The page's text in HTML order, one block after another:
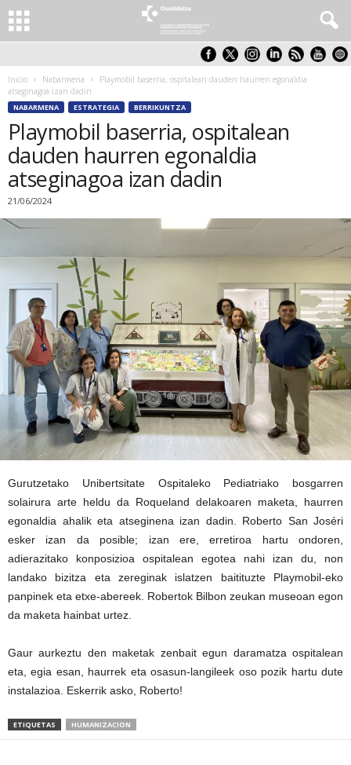
Inicio Nabarmena
Playmobil baserria, ospitalean dauden haurren egonaldia
atseginagoa izan dadin
NABARMENA ESTRATEGIA BERRIKUNTZA
Playmobil baserria, ospitalean
dauden haurren egonaldia
atseginagoa izan dadin
21/06/2024
Gurutzetako Unibertsitate Ospitaleko Pediatriako bosgarren
solairura arte heldu da Roqueland delakoaren maketa, haurren
egonaldia ahalik eta atseginena izan dadin. Roberto San Joséri
esker izan da posible; izan ere, erretiroa hartu ondoren,
adierazitako konposizioa ospitalean egotea nahi izan du, non
landako bizitza eta zereginak islatzen baitituzte Playmobil-eko
panpinek eta etxe-abereek. Robertok Bilbon zeukan museoan egon
da maketa hainbat urtez.
Gaur aurkeztu den maketak zenbait egun daramatza ospitalean
eta, egia esan, haurrek eta osasun-langileek oso pozik hartu dute
instalazioa. Eskerrik asko, Roberto!
ETIQUETAS HUMANIZACION